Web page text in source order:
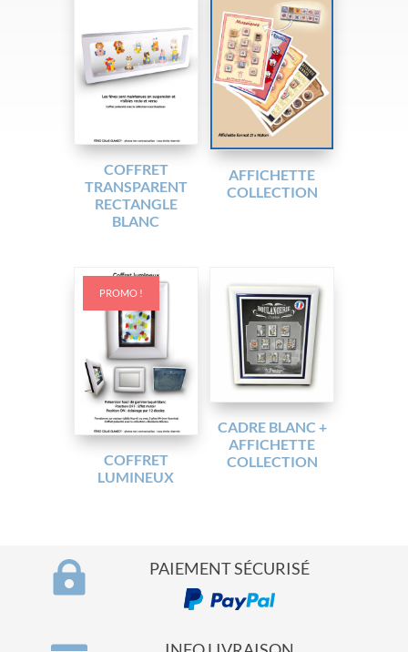
COFFRET
TRANSPARENT
RECTANGLE
BLANC
AFFICHETTE
COLLECTION
PROMO !
COFFRET
LUMINEUX
CADRE BLANC +
AFFICHETTE
COLLECTION
 PAIEMENT SÉCURISÉ